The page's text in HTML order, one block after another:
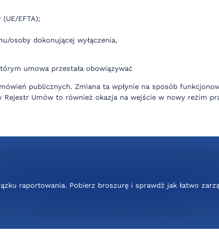
EFTA);
osoby dokonującej wyłączenia,
umowa przestała obowiązywać
publicznych. Zmiana ta wpłynie na sposób
Umów to również okazja na wejście w nowy reżim
raportowania. Pobierz broszurę i sprawdź jak łatwo